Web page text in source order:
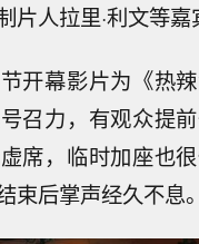
片人拉里·利文等嘉
开幕影片为《热
召力，有观众提
席，临时加座也
束后掌声经久不息。